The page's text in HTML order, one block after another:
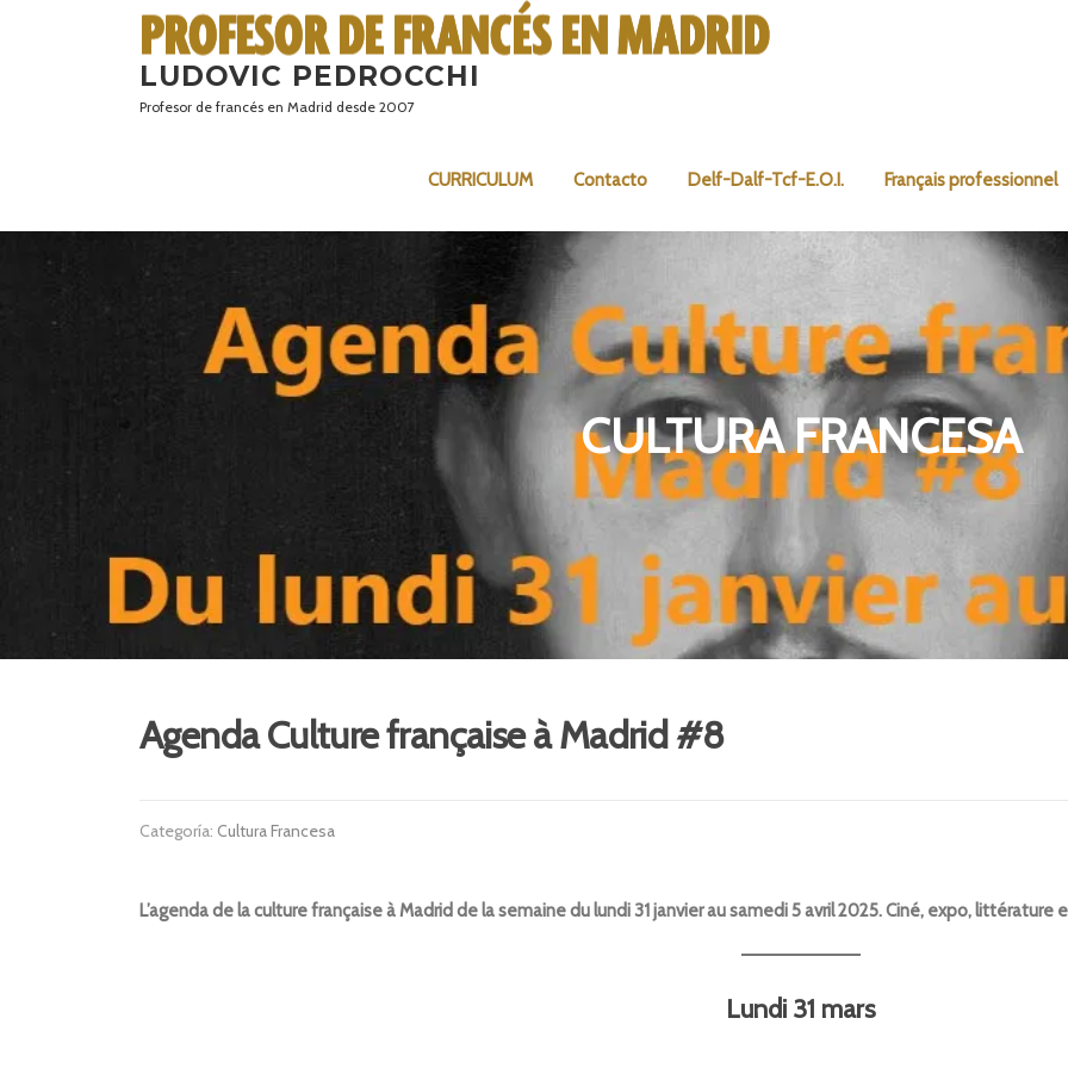
LUDOVIC PEDROCCHI
Profesor de francés en Madrid desde 2007
CURRICULUM Contacto Delf-Dalf-Tcf-E.O.I. Français professionnel
CULTURA FRANCESA
Agenda Culture française à Madrid #8
Categoría: Cultura Francesa
L’agenda de la culture française à Madrid de la semaine du lundi 31 janvier au samedi 5 avril 2025. Ciné, expo, littérature
Lundi 31 mars